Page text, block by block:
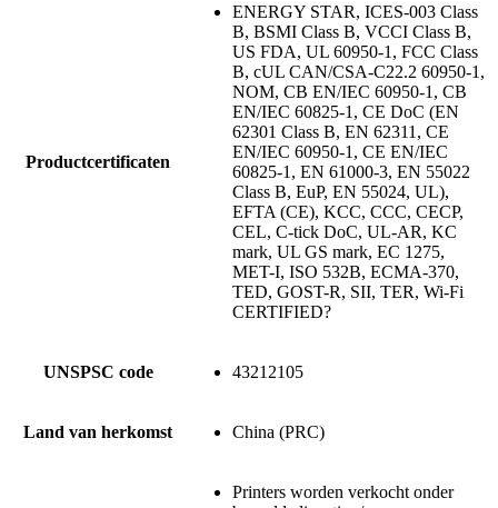
Productcertificaten
ENERGY STAR, ICES-003 Class
B, BSMI Class B, VCCI Class B,
US FDA, UL 60950-1, FCC Class
B, cUL CAN/CSA-C22.2 60950-1,
NOM, CB EN/IEC 60950-1, CB
EN/IEC 60825-1, CE DoC (EN
62301 Class B, EN 62311, CE
EN/IEC 60950-1, CE EN/IEC
60825-1, EN 61000-3, EN 55022
Class B, EuP, EN 55024, UL),
EFTA (CE), KCC, CCC, CECP,
CEL, C-tick DoC, UL-AR, KC
mark, UL GS mark, EC 1275,
MET-I, ISO 532B, ECMA-370,
TED, GOST-R, SII, TER, Wi-Fi
CERTIFIED?
UNSPSC code 43212105
Land van herkomst China (PRC)
Printers worden verkocht onder